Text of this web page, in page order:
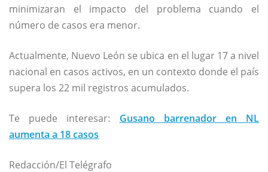
minimizaran el impacto del problema cuando el
número de casos era menor.
Actualmente, Nuevo León se ubica en el lugar 17 a nivel
nacional en casos activos, en un contexto donde el país
supera los 22 mil registros acumulados.
Te puede interesar: Gusano barrenador en NL
aumenta a 18 casos
Redacción/El Telégrafo